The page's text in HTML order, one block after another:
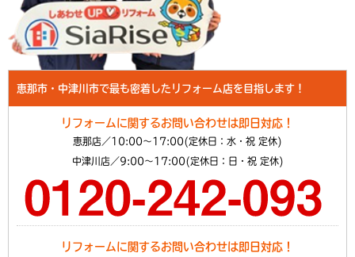
恵那市・中津川市で最も密着したリフォーム店を目指します！
リフォームに関するお問い合わせは即日対応！
恵那店／10:00～17:00(定休日：水・祝 定休)
中津川店／9:00～17:00(定休日：日・祝 定休)
リフォームに関するお問い合わせは即日対応！